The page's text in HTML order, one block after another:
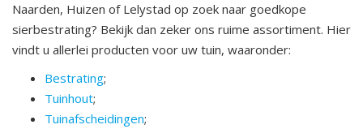
Naarden, Huizen of Lelystad op zoek naar goedkope
sierbestrating? Bekijk dan zeker ons ruime assortiment. Hier
vindt u allerlei producten voor uw tuin, waaronder:
Bestrating;
Tuinhout;
Tuinafscheidingen;